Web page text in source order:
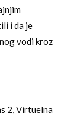
i da je
vodi kroz
2, Virtuelna